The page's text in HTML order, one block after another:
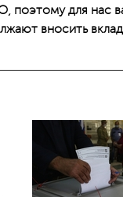
поэтому для нас
вносить